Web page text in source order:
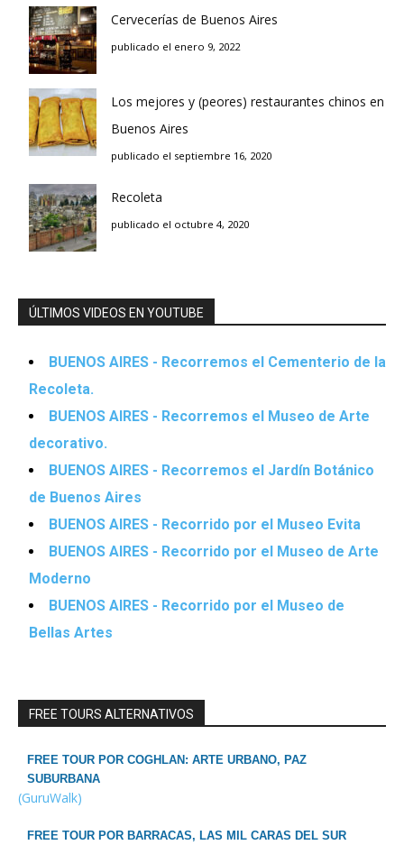
Cervecerías de Buenos Aires
publicado el enero 9, 2022
Los mejores y (peores) restaurantes chinos en
Buenos Aires
publicado el septiembre 16, 2020
Recoleta
publicado el octubre 4, 2020
ÚLTIMOS VIDEOS EN YOUTUBE
BUENOS AIRES - Recorremos el Cementerio de la
Recoleta.
BUENOS AIRES - Recorremos el Museo de Arte
decorativo.
BUENOS AIRES - Recorremos el Jardín Botánico
de Buenos Aires
BUENOS AIRES - Recorrido por el Museo Evita
BUENOS AIRES - Recorrido por el Museo de Arte
Moderno
BUENOS AIRES - Recorrido por el Museo de
Bellas Artes
FREE TOURS ALTERNATIVOS
FREE TOUR POR COGHLAN: ARTE URBANO, PAZ
SUBURBANA
(GuruWalk)
FREE TOUR POR BARRACAS, LAS MIL CARAS DEL SUR